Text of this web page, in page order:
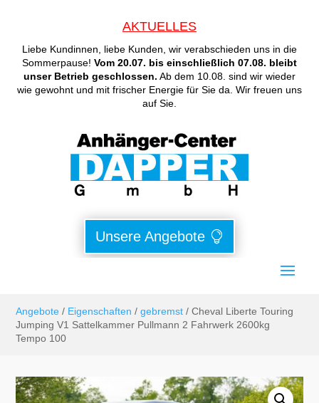
AKTUELLES
Liebe Kundinnen, liebe Kunden, wir verabschieden uns in die
Sommerpause! Vom 20.07. bis einschließlich 07.08. bleibt
unser Betrieb geschlossen. Ab dem 10.08. sind wir wieder
wie gewohnt und mit frischer Energie für Sie da. Wir freuen uns
auf Sie.
Unsere Angebote
Angebote / Eigenschaften /gebremst / Cheval Liberte Touring
Jumping V1 Sattelkammer Pullmann 2 Fahrwerk 2600kg
Tempo 100